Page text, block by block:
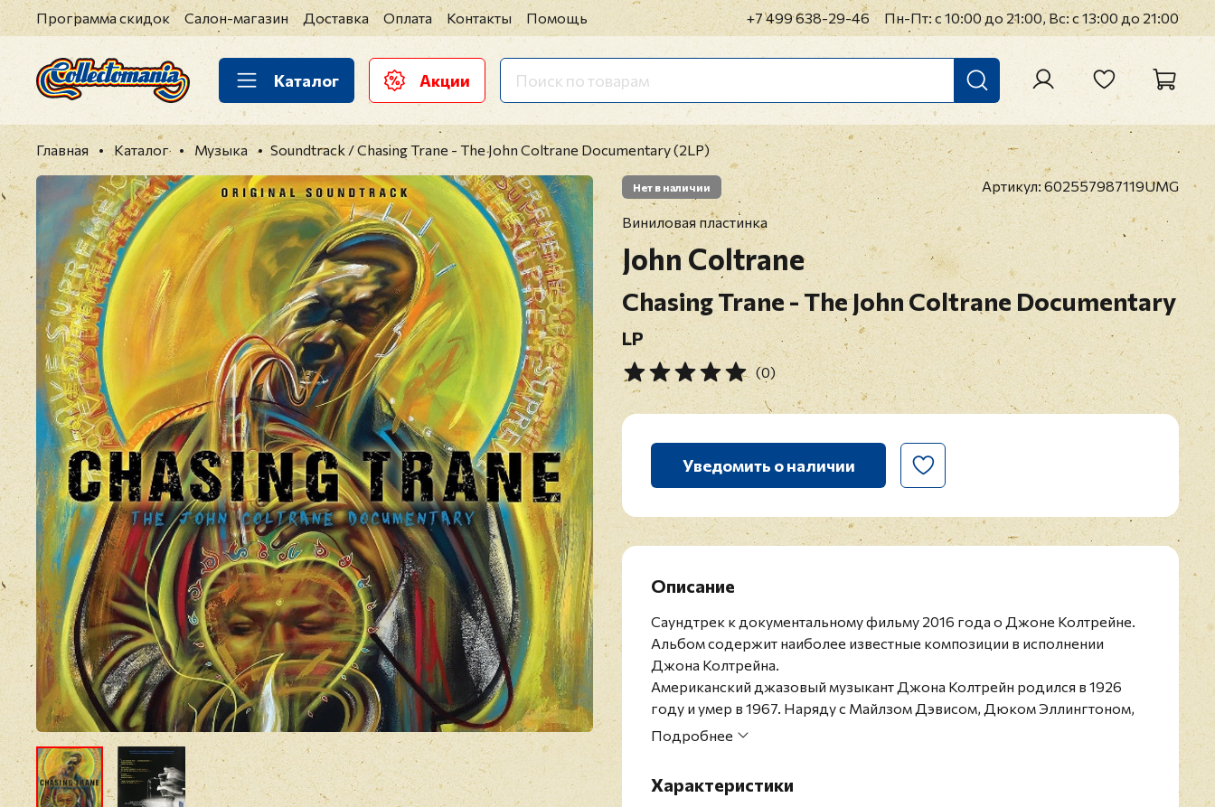
Программа скидок Салон-магазин Доставка Оплата Контакты Помощь +7 499 638-29-46 Пн-Пт: с 10:00 до 21:00, Вс: с 13:00 до 21:00
Каталог Акции
Главная Каталог Музыка Soundtrack / Chasing Trane - The John Coltrane Documentary (2LP)
Нет в наличии Артикул:602557987119UMG
Виниловая пластинка
John Coltrane
Chasing Trane - The John Coltrane Documentary
LP
(0)
Уведомить о наличии
Описание
Cаундтрек к документальному фильму 2016 года о Джоне Колтрейне.
Альбом содержит наиболее известные композиции в исполнении
Джона Колтрейна.
Американский джазовый музыкант Джона Колтрейн родился в 1926
году и умер в 1967. Наряду с Майлзом Дэвисом, Дюком Эллингтоном,
Чарли Паркером и Луи Армстронгом, Колтрейна считают самым
Причислен к лику святых в африканской православной церкви.
Подробнее
Характеристики